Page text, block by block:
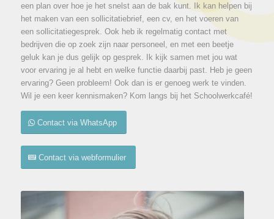
een plan over hoe je het snelst aan de bak kunt. Ik kan helpen bij
het maken van een sollicitatiebrief, een cv, en het voeren van
een sollicitatiegesprek. Ook heb ik regelmatig contact met
bedrijven die op zoek zijn naar personeel, en met een beetje
geluk kan je dus gelijk op gesprek. Ik kijk samen met jou wat
voor ervaring je al hebt en welke functie daarbij past. Heb je geen
ervaring? Geen probleem! Ook dan is er genoeg werk te vinden.
Wil je een keer kennismaken? Kom langs bij het Schoolwerkcafé!
Contact via WhatsApp
Contact via webformulier